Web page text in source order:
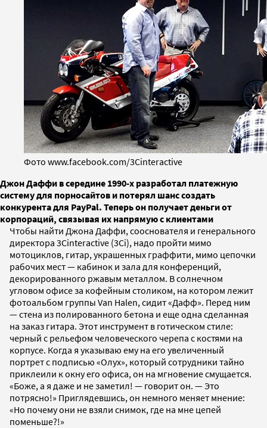
Фото www.facebook.com/3Cinteractive
Джон Даффи в середине 1990-х разработал платежную
систему для порносайтов и потерял шанс создать
конкурента для PayPal. Теперь он получает деньги от
корпораций, связывая их напрямую с клиентами
Чтобы найти Джона Даффи, сооснователя и генерального
директора 3Cinteractive (3Ci), надо пройти мимо
мотоциклов, гитар, украшенных граффити, мимо цепочки
рабочих мест — кабинок и зала для конференций,
декорированного ржавым металлом. В солнечном
угловом офисе за кофейным столиком, на котором лежит
фотоальбом группы Van Halen, сидит «Дафф». Перед ним
— стена из полированного бетона и еще одна сделанная
на заказ гитара. Этот инструмент в готическом стиле:
черный с рельефом человеческого черепа с костями на
корпусе. Когда я указываю ему на его увеличенный
портрет с подписью «Олух», который сотрудники тайно
приклеили к окну его офиса, он на мгновение смущается.
«Боже, а я даже и не заметил! — говорит он. — Это
потрясно!» Приглядевшись, он немного меняет мнение:
«Но почему они не взяли снимок, где на мне цепей
поменьше?!»